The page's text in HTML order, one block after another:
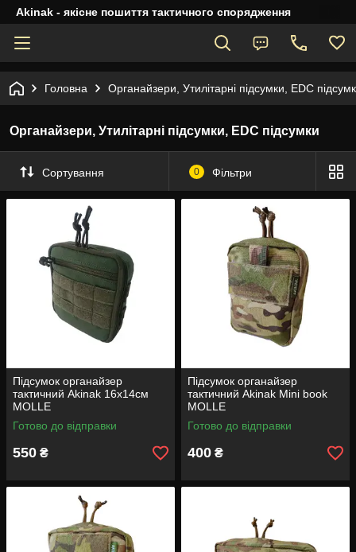
Akinak - якісне пошиття тактичного спорядження
Головна Органайзери, Утилітарні підсумки, EDC
Органайзери, Утилітарні підсумки, EDC підсумки
Сортування 0 Фільтри
Підсумок органайзер
тактичний Akinak 16х14см
MOLLE
Готово до відправки
550 ₴
Підсумок органайзер
тактичний Akinak Mini book
MOLLE
Готово до відправки
400 ₴